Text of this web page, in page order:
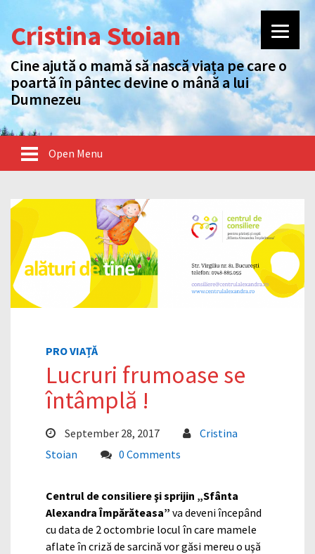
Cristina Stoian
Cine ajută o mamă să nască viața pe care o
poartă în pântec devine o mână a lui
Dumnezeu
Open Menu
PRO VIAȚĂ
Lucruri frumoase se
întâmplă !
September 28, 2017
Cristina
Stoian
0 Comments
Centrul de consiliere şi sprijin „Sfânta
Alexandra Împărăteasa” va deveni începând
cu data de 2 octombrie locul în care mamele
aflate în criză de sarcină vor găsi mereu o uşă